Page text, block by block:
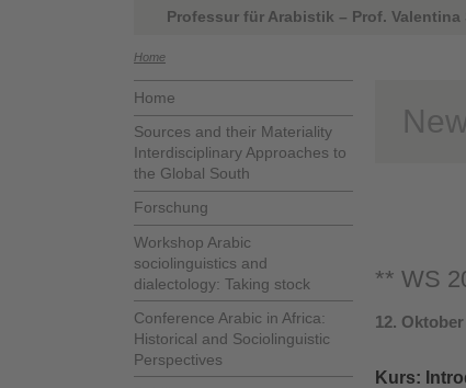
Professur für Arabistik – Prof. Valentina
Home
Home
Sources and their Materiality
Interdisciplinary Approaches to
the Global South
Forschung
Workshop Arabic
sociolinguistics and
dialectology: Taking stock
Conference Arabic in Africa:
Historical and Sociolinguistic
Perspectives
** WS
12. Oktober
Kurs: